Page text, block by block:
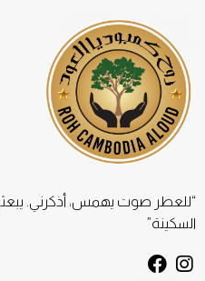
“للعطر صوت يهمس، أذكرني. يبعثر
السكينة”
I
F